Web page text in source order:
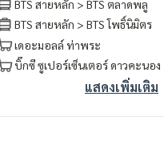
BTS สายหลัก > BTS ตลาดพลู
BTS สายหลัก > BTS โพธิ์นิมิตร
เดอะมอลล์ ท่าพระ
บิ๊กซี ซูเปอร์เซ็นเตอร์ ดาวคะนอง
แสดงเพิ่มเติม